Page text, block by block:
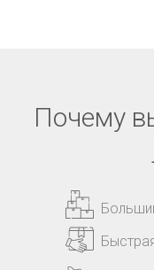
Почему